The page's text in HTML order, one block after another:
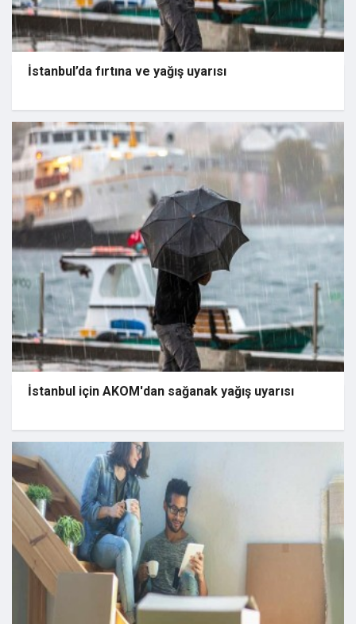
İstanbul’da fırtına ve yağış uyarısı
İstanbul için AKOM'dan sağanak yağış uyarısı